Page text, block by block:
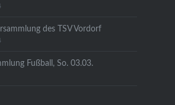
des TSV Vordorf
Fußball, So. 03.03.